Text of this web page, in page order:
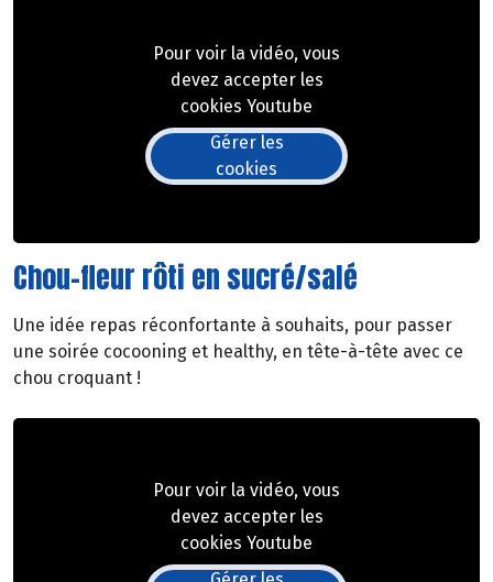
Pour voir la vidéo, vous
devez accepter les
cookies Youtube
Gérer les
cookies
Chou-fleur rôti en sucré/salé
Une idée repas réconfortante à souhaits, pour passer
une soirée cocooning et healthy, en tête-à-tête avec ce
chou croquant !
Pour voir la vidéo, vous
devez accepter les
cookies Youtube